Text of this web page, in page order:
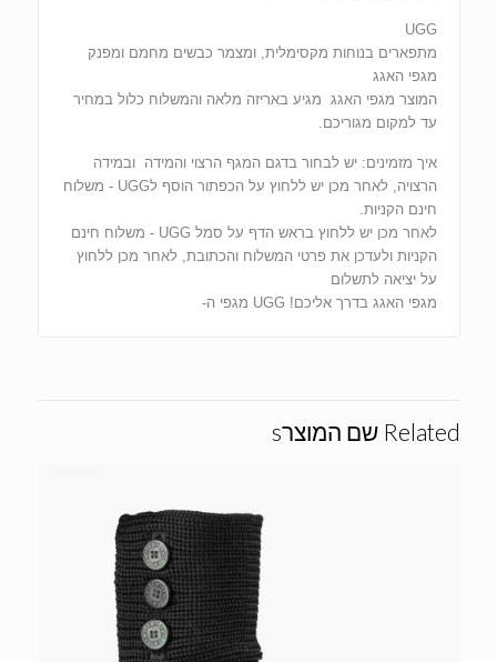
UGG
מתפארים בנוחות מקסימלית, ומצמר כבשים מחמם ומפנק
מגפי האגג
המוצר מגפי האגג מגיע באריזה מלאה והמשלוח כלול במחיר
עד למקום מגוריכם.
איך מזמינים: יש לבחור בדגם המגף הרצוי והמידה ובמידה
הרצויה, לאחר מכן יש ללחוץ על הכפתור הוסף לUGG - משלוח
חינם הקניות.
לאחר מכן יש ללחוץ בראש הדף על סמל UGG - משלוח חינם
הקניות ולעדכן את פרטי המשלוח והכתובת, לאחר מכן ללחוץ
על יציאה לתשלום
מגפי האגג בדרך אליכם! UGG מגפי ה-
Related שם המוצרs